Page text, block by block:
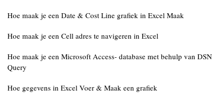
Hoe maak je een Date & Cost Line grafiek in Excel Maak
Hoe maak je een Cell adres te navigeren in Excel
Hoe maak je een Microsoft Access- database met behulp van DSN
Query
Hoe gegevens in Excel Voer & Maak een grafiek